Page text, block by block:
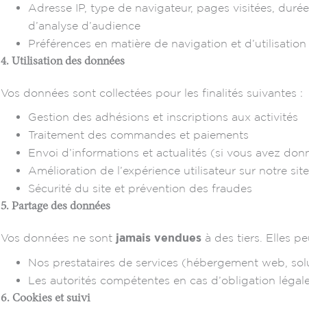
Adresse IP, type de navigateur, pages visitées,
d’analyse d’audience
Préférences en matière de navigation et
4. Utilisation des données
Vos données sont collectées pour les finalités suivantes :
Gestion des adhésions et inscriptions aux activités
Traitement des commandes et paiements
Envoi d’informations et actualités (si vous avez
Amélioration de l’expérience utilisateur sur notre site
Sécurité du site et prévention des fraudes
5. Partage des données
Vos données ne sont jamais vendues à des tiers. Elles
Nos prestataires de services (hébergement web,
Les autorités compétentes en cas d’obligation
6. Cookies et suivi